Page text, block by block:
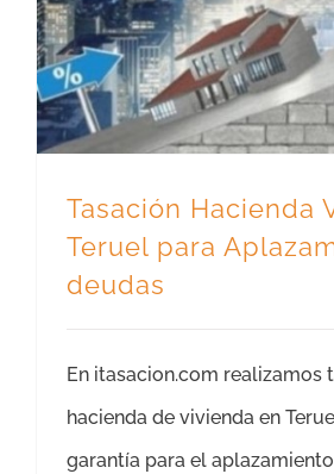
Tasación Hacienda
Teruel para
deudas
En itasacion.com realizamos
hacienda de vivienda en
garantía para el